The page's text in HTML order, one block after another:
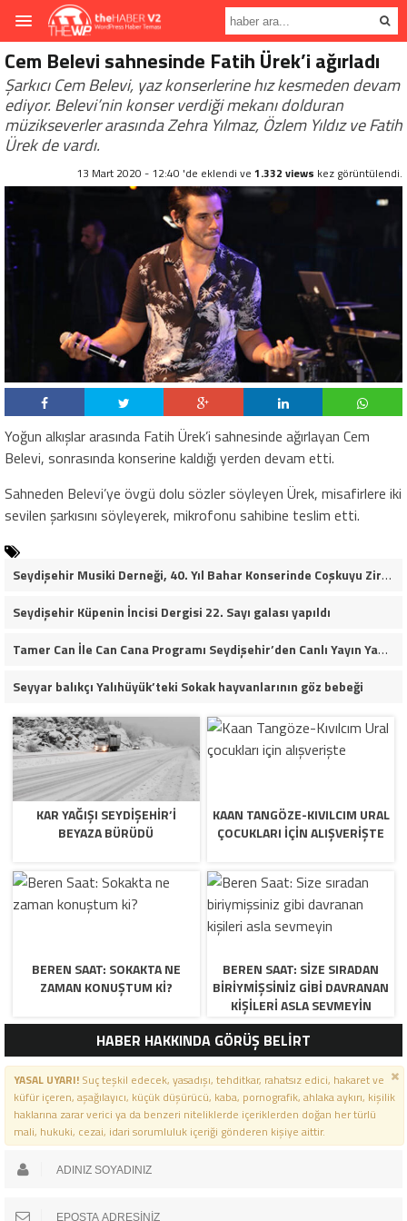
Cem Belevi sahnesinde Fatih Ürek’i ağırladı
Şarkıcı Cem Belevi, yaz konserlerine hız kesmeden devam
ediyor. Belevi’nin konser verdiği mekanı dolduran
müzikseverler arasında Zehra Yılmaz, Özlem Yıldız ve Fatih
Ürek de vardı.
13 Mart 2020 - 12:40 'de eklendi ve 1.332 views kez görüntülendi.
Yoğun alkışlar arasında Fatih Ürek’i sahnesinde ağırlayan Cem
Belevi, sonrasında konserine kaldığı yerden devam etti.
Sahneden Belevi’ye övgü dolu sözler söyleyen Ürek, misafirlere iki
sevilen şarkısını söyleyerek, mikrofonu sahibine teslim etti.
Seydişehir Musiki Derneği, 40. Yıl Bahar Konserinde Coşkuyu Zirveye Taşıdı (VİDEO HABER)
Seydişehir Küpenin İncisi Dergisi 22. Sayı galası yapıldı
Tamer Can İle Can Cana Programı Seydişehir’den Canlı Yayın Yaptı (video haber)
Seyyar balıkçı Yalıhüyük’teki Sokak hayvanlarının göz bebeği
KAR YAĞIŞI SEYDIŞEHIR’I
BEYAZA BÜRÜDÜ
KAAN TANGÖZE-KIVILCIM URAL
ÇOCUKLARI IÇIN ALIŞVERIŞTE
BEREN SAAT: SOKAKTA NE
ZAMAN KONUŞTUM KI?
BEREN SAAT: SIZE SIRADAN
BIRIYMIŞSINIZ GIBI DAVRANAN
KIŞILERI ASLA SEVMEYIN
HABER HAKKINDA GÖRÜŞ BELİRT
YASAL UYARI!Suç teşkil edecek, yasadışı, tehditkar, rahatsız edici, hakaret ve
küfür içeren, aşağılayıcı, küçük düşürücü, kaba, pornografik, ahlaka aykırı, kişilik
haklarına zarar verici ya da benzeri niteliklerde içeriklerden doğan her türlü
mali, hukuki, cezai, idari sorumluluk içeriği gönderen kişiye aittir.